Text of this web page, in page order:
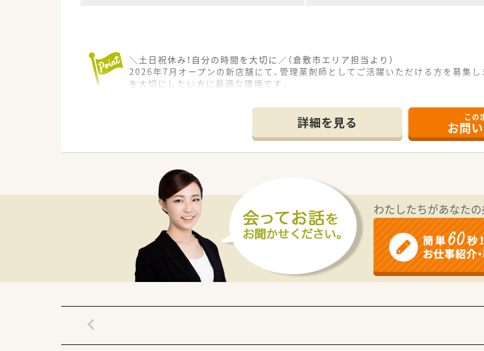
＼土日祝休み！自分の時間を大切に／（倉敷市エリア担当より）
2026年7月オープンの新店舗にて、管理薬剤師としてご活躍いただける方を募集
を大切にしたい方に最適な環境です。
【店舗情報と応需状況について】
■茶屋町駅から徒歩1分という好立地にあり、通勤利便性が非常に高い2026年7月
■近隣の広域医療機関から多種多様な処方箋を応需する予定で、1日40枚程度の落
■薬剤師1名と事務員1名の体制を基本としており、一人ひとりの患者様とじっくり
【募集背景と求める人物像について】
■来夏の新規オープンに伴うスターティングメンバーとして、店舗運営を担ってい
■管理薬剤師として柔軟な店舗異動が可能な方を優遇しており、組織と共に成長し
■選考時には身元保証人の書類が2名分必要となるため、責任感を持って誠実に業
【法人特徴について】
■医薬品の製造から販売までを自社で行う日本唯一の複合型企業グループであり
■中四国エリアで70店舗以上を展開しており、地域住民の健康を支える「かかり
■独自のプライベートブランドを多数展開しているため、製造背景を含めた深い
詳細を見る この
お問
わたしたちがあなた